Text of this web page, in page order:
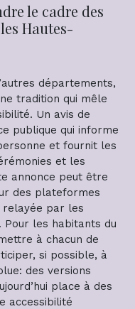
le cadre des
Hautes-
départements,
tradition qui mêle
Un avis de
publique qui informe
et fournit les
et les
annonce peut être
des plateformes
relayée par les
Pour les habitants du
à chacun de
si possible, à
des versions
place à des
accessibilité